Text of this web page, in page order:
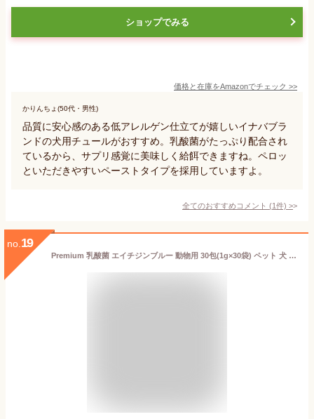
ショップでみる
価格と在庫をAmazonでチェック >>
かりんちょ(50代・男性)
品質に安心感のある低アレルゲン仕立てが嬉しいイナバブラ
ンドの犬用チュールがおすすめ。乳酸菌がたっぷり配合され
ているから、サプリ感覚に美味しく給餌できますね。ペロッ
といただきやすいペーストタイプを採用していますよ。
全てのおすすめコメント (1件) >
no. 19
Premium 乳酸菌 エイチジンブルー 動物用 30包(1g×30袋) ペット 犬 猫 小動物 乳酸菌 サプリメント サプリ 粉末 個包装 分包 エイチアンドジン JIN H&J ジン 動物 死菌 EF-2001 腸活 善玉菌 H&JIN